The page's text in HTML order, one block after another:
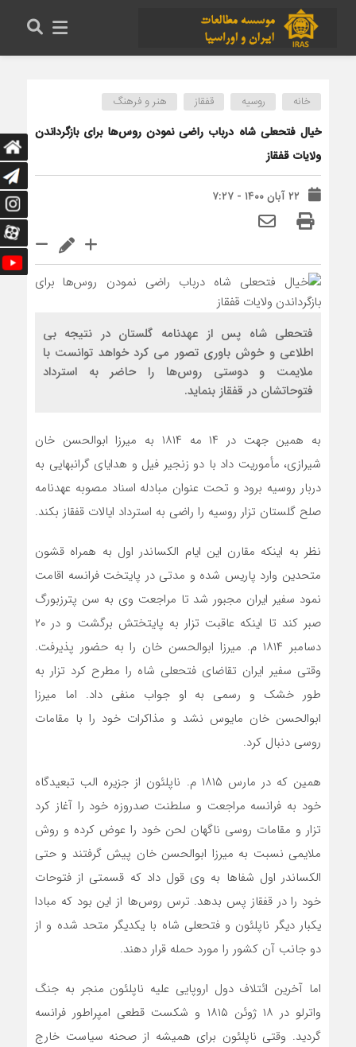
خانه روسیه قفقاز هنر و فرهنگ
خیال فتحعلی شاه درباب راضی نمودن روس‌ها برای بازگرداندن
ولایات قفقاز
۲۲ آبان ۱۴۰۰ - ۷:۲۷
فتحعلی شاه پس از عهدنامه گلستان در نتیجه بی
اطلاعی و خوش باوری تصور می کرد خواهد توانست با
ملایمت و دوستی روس‌ها را حاضر به استرداد
فتوحاتشان در قفقاز بنماید.
به همین جهت در ۱۴ مه ۱۸۱۴ به میرزا ابوالحسن خان
شیرازی، مأموریت داد با دو زنجیر فیل و هدایای گرانبهایی به
دربار روسیه برود و تحت عنوان مبادله اسناد مصوبه عهدنامه
صلح گلستان تزار روسیه را راضی به استرداد ایالات قفقاز بکند.
نظر به اینکه مقارن این ایام الکساندر اول به همراه قشون
متحدین وارد پاریس شده و مدتی در پایتخت فرانسه اقامت
نمود سفیر ایران مجبور شد تا مراجعت وی به سن پترزبورگ
صبر کند تا اینکه عاقبت تزار به پایتختش برگشت و در ۲۰
دسامبر ۱۸۱۴ م. میرزا ابوالحسن خان را به حضور پذیرفت.
وقتی سفیر ایران تقاضای فتحعلی شاه را مطرح کرد تزار به
طور خشک و رسمی به او جواب منفی داد. اما میرزا
ابوالحسن خان مایوس نشد و مذاکرات خود را با مقامات
روسی دنبال کرد.
همین که در مارس ۱۸۱۵ م. ناپلئون از جزیره الب تبعیدگاه
خود به فرانسه مراجعت و سلطنت صدروزه خود را آغاز کرد
تزار و مقامات روسی ناگهان لحن خود را عوض کرده و روش
ملایمی نسبت به میرزا ابوالحسن خان پیش گرفتند و حتی
الکساندر اول شفاها به وی قول داد که قسمتی از فتوحات
خود را در قفقاز پس بدهد. ترس روس‌ها از این بود که مبادا
یکبار دیگر ناپلئون و فتحعلی شاه با یکدیگر متحد شده و از
دو جانب آن کشور را مورد حمله قرار دهند.
اما آخرین ائتلاف دول اروپایی علیه ناپلئون منجر به جنگ
واترلو در ۱۸ ژوئن ۱۸۱۵ و شکست قطعی امپراطور فرانسه
گردید. وقتی ناپلئون برای همیشه از صحنه سیاست خارج